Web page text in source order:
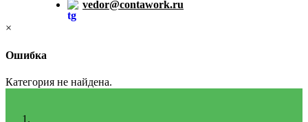
vedor@contawork.ru
×
Ошибка
Категория не найдена.